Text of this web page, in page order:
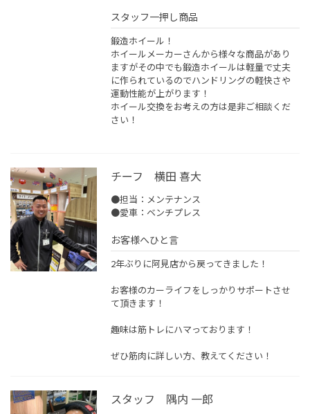
スタッフ一押し商品
鍛造ホイール！
ホイールメーカーさんから様々な商品があり
ますがその中でも鍛造ホイールは軽量で丈夫
に作られているのでハンドリングの軽快さや
運動性能が上がります！
ホイール交換をお考えの方は是非ご相談くだ
さい！
チーフ 横田 喜大
●担当：メンテナンス
●愛車：ベンチプレス
お客様へひと言
2年ぶりに阿見店から戻ってきました！
お客様のカーライフをしっかりサポートさせ
て頂きます！
趣味は筋トレにハマっております！
ぜひ筋肉に詳しい方、教えてください！
スタッフ 隅内 一郎